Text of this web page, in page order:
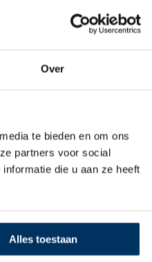
Over
te bieden en om ons
partners voor social
die u aan ze heeft
Alles toestaan